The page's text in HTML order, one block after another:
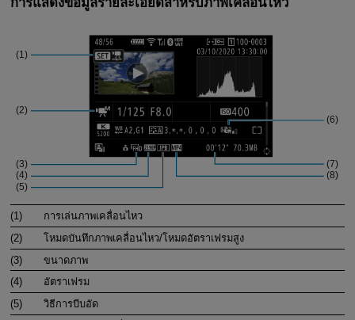
(1)
การเล่นภาพเคลื่อนไหว
(2)
โหมดบันทึกภาพเคลื่อนไหว/โหมดอัตราเฟรมสูง
(3)
ขนาดภาพ
(4)
อัตราเฟรม
(5)
วิธีการบีบอัด